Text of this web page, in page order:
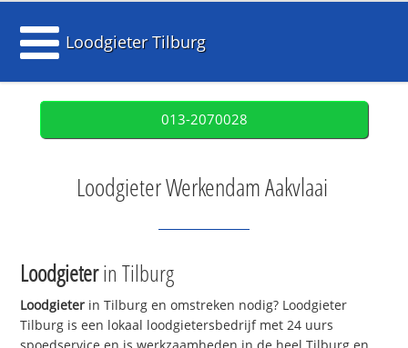
Loodgieter Tilburg
013-2070028
Loodgieter Werkendam Aakvlaai
Loodgieterin Tilburg
Loodgieter in Tilburg en omstreken nodig? Loodgieter
Tilburg is een lokaal loodgietersbedrijf met 24 uurs